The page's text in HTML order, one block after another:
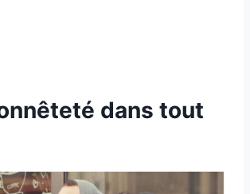
dans tout